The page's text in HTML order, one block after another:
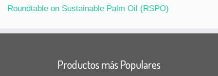
Roundtable on Sustainable Palm Oil (RSPO)
Productos más Populares